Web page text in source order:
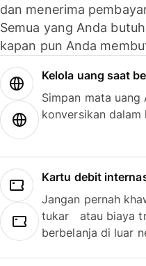
dan menerima
Semua yang Anda
kapan pun Anda
Kelola uang saat
Simpan mata
konversikan
Kartu debit
Jangan pernah
tukar atau biaya
berbelanja di luar